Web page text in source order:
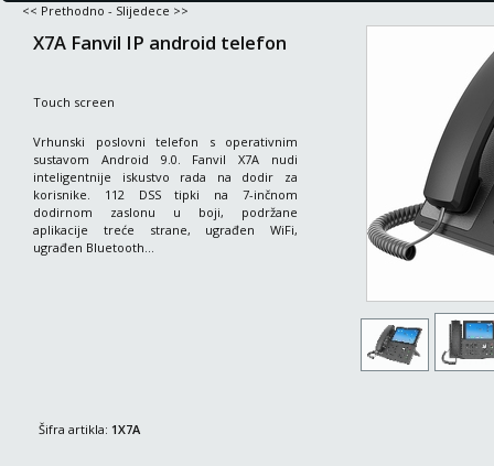
<< Prethodno - Slijedece >>
X7A Fanvil IP android telefon
Touch screen
Vrhunski poslovni telefon s operativnim
sustavom Android 9.0. Fanvil X7A nudi
inteligentnije iskustvo rada na dodir za
korisnike. 112 DSS tipki na 7-inčnom
dodirnom zaslonu u boji, podržane
aplikacije treće strane, ugrađen WiFi,
ugrađen Bluetooth...
Šifra artikla: 1X7A